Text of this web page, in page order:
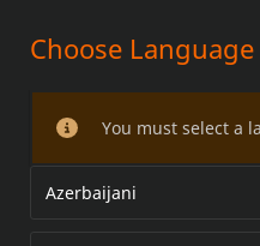
WIND SPLITTER
Choose Language
You must select a
Azerbaijani